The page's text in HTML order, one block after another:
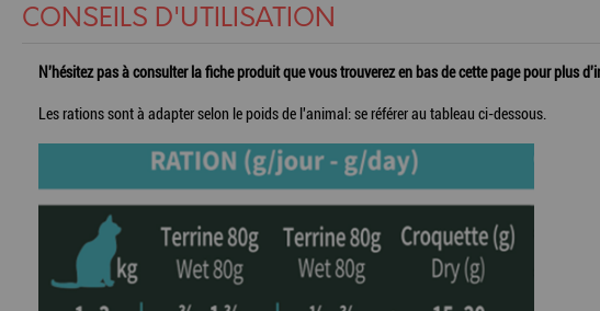
CONSEILS D'UTILISATION
N'hésitez pas à consulter la fiche produit que vous trouverez en bas de cette page pour plus
Les rations sont à adapter selon le poids de l'animal: se référer au tableau ci-dessous.